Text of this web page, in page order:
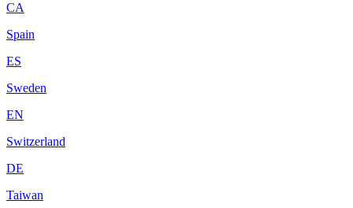
CA
Spain
ES
Sweden
EN
Switzerland
DE
Taiwan